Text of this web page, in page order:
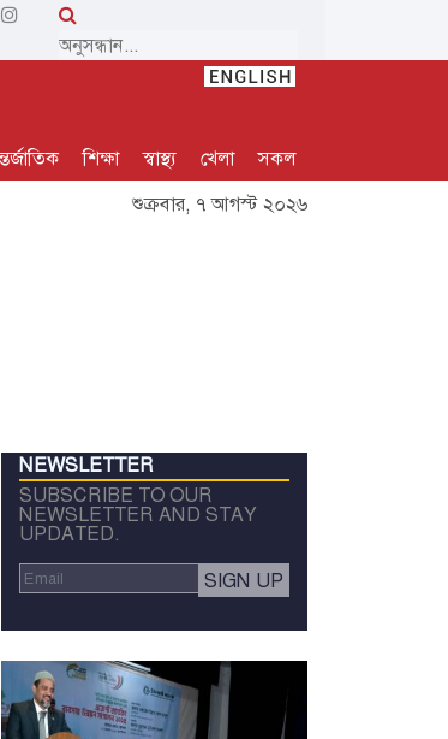
শিক্ষা স্বাস্থ্য খেলা
সকল
শুক্রবার, ৭ আগস্ট ২০২৬
NEWSLETTER
SUBSCRIBE TO OUR
NEWSLETTER AND STAY
UPDATED.